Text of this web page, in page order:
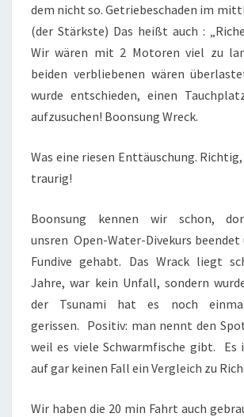
dem nicht so. Getriebeschaden im
(der Stärkste) Das heißt auch :
Wir wären mit 2 Motoren viel zu
beiden verbliebenen wären
wurde entschieden, einen
aufzusuchen! Boonsung Wreck.
Was eine riesen Enttäuschung.
traurig!
Boonsung kennen wir schon,
unsren Open-Water-Divekurs beendet
Fundive gehabt. Das Wrack liegt
Jahre, war kein Unfall, sondern
der Tsunami hat es noch
gerissen. Positiv: man nennt den Spot
weil es viele Schwarmfische gibt. Es
auf gar keinen Fall ein Vergleich zu
Wir haben die 20 min Fahrt auch